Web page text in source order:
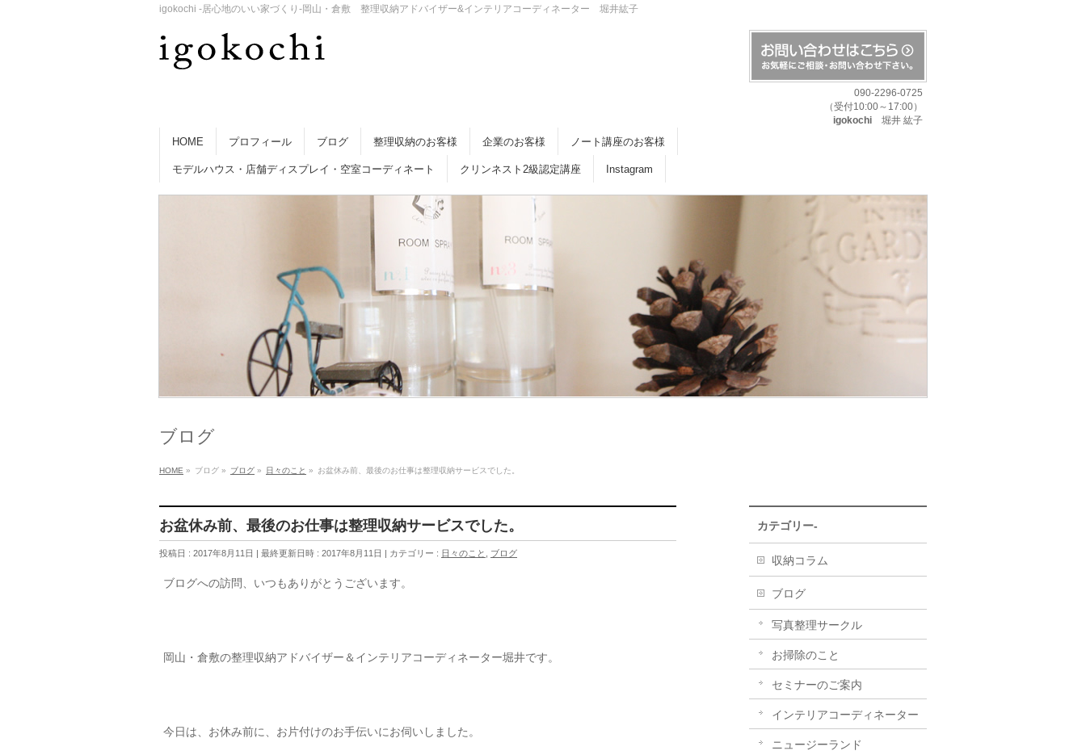
igokochi -居心地のいい家づくり-岡山・倉敷 整理収納アドバイザー&インテリアコーディネーター 堀井紘子
090-2296-0725
（受付10:00～17:00）
igokochi 堀井 紘子
HOME プロフィール ブログ 整理収納のお客様 企業のお客様 ノート講座のお客様
モデルハウス・店舗ディスプレイ・空室コーディネート クリンネスト2級認定講座 Instagram
ブログ
HOME » ブログ » ブログ » 日々のこと » お盆休み前、最後のお仕事は整理収納サービスでした。
お盆休み前、最後のお仕事は整理収納サービスでした。
投稿日 : 2017年8月11日 最終更新日時 : 2017年8月11日 カテゴリー : 日々のこと ブログ
ブログへの訪問、いつもありがとうございます。
岡山・倉敷の整理収納アドバイザー＆インテリアコーディネーター堀井です。
今日は、お休み前に、お片付けのお手伝いにお伺いしました。
カテゴリー-
収納コラム
ブログ
写真整理サークル
お掃除のこと
セミナーのご案内
インテリアコーディネーター
ニュージーランド